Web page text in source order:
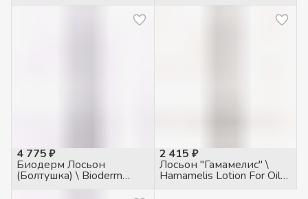
4 775 ₽
Биодерм Лосьон
(Болтушка) \ Bioderm
Lotion For Oily Skin 250мл
2 415 ₽
Лосьон "Гамамелис" \
Hamamelis Lotion For Oily